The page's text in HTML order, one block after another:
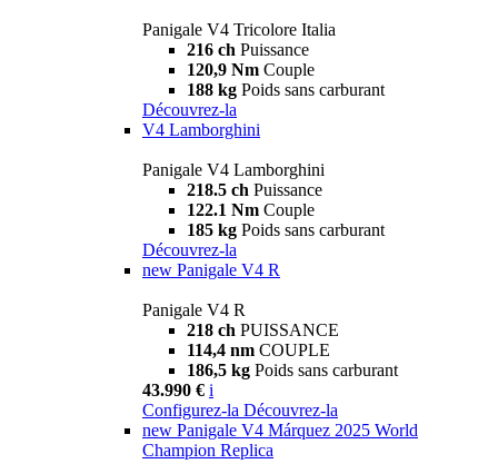
Panigale V4 Tricolore Italia
216 ch Puissance
120,9 Nm Couple
188 kg Poids sans carburant
Découvrez-la
V4 Lamborghini
Panigale V4 Lamborghini
218.5 ch Puissance
122.1 Nm Couple
185 kg Poids sans carburant
Découvrez-la
new Panigale V4 R
Panigale V4 R
218 ch PUISSANCE
114,4 nm COUPLE
186,5 kg Poids sans carburant
43.990 € i
Configurez-la Découvrez-la
new Panigale V4 Márquez 2025 World
Champion Replica